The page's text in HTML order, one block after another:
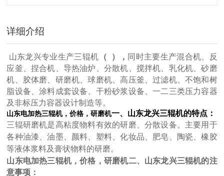
详细介绍
山东龙兴专业生产三辊机 （ ）， 同时主要生产混合机、反
应釜、捏合机、导热油炉、分散机、搅拌机、乳化机、砂磨
机、胶体磨、研磨机、球磨机、高压釜、过滤机、不饱和树
脂设备、涂料成套设备、干粉砂浆设备、一二三类压力容器
及非标压力容器设计制造等。
山东电加热三辊机，价格，研磨机一、山东龙兴三辊机的特点：
三辊研磨机是高粘度物料有效的研磨、分散设备。主要用于
各种油漆、油墨、颜料、塑料、化妆品、肥皂、陶瓷 、橡胶
等液体浆料及膏状物料的研磨。
山东电加热三辊机，价格，研磨机二、山东龙兴三辊机的注
意事项 ：